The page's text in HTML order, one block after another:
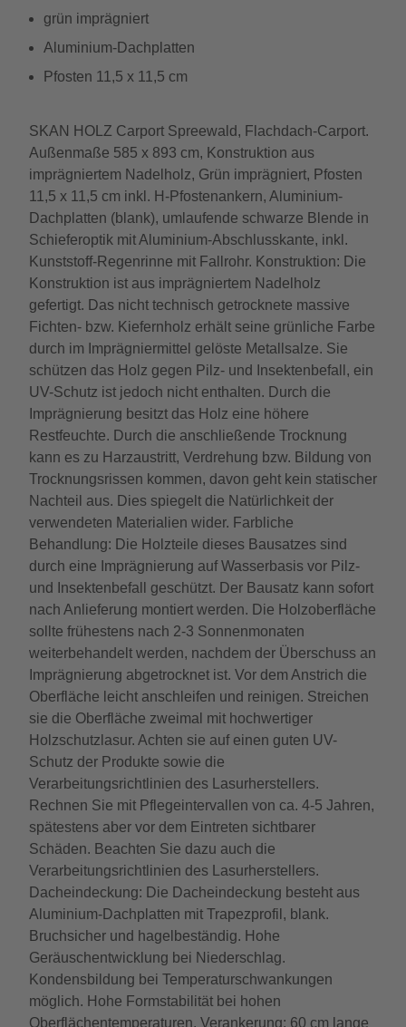
grün imprägniert
Aluminium-Dachplatten
Pfosten 11,5 x 11,5 cm
SKAN HOLZ Carport Spreewald, Flachdach-Carport.
Außenmaße 585 x 893 cm, Konstruktion aus
imprägniertem Nadelholz, Grün imprägniert, Pfosten
11,5 x 11,5 cm inkl. H-Pfostenankern, Aluminium-
Dachplatten (blank), umlaufende schwarze Blende in
Schieferoptik mit Aluminium-Abschlusskante, inkl.
Kunststoff-Regenrinne mit Fallrohr. Konstruktion: Die
Konstruktion ist aus imprägniertem Nadelholz
gefertigt. Das nicht technisch getrocknete massive
Fichten- bzw. Kiefernholz erhält seine grünliche Farbe
durch im Imprägniermittel gelöste Metallsalze. Sie
schützen das Holz gegen Pilz- und Insektenbefall, ein
UV-Schutz ist jedoch nicht enthalten. Durch die
Imprägnierung besitzt das Holz eine höhere
Restfeuchte. Durch die anschließende Trocknung
kann es zu Harzaustritt, Verdrehung bzw. Bildung von
Trocknungsrissen kommen, davon geht kein statischer
Nachteil aus. Dies spiegelt die Natürlichkeit der
verwendeten Materialien wider. Farbliche
Behandlung: Die Holzteile dieses Bausatzes sind
durch eine Imprägnierung auf Wasserbasis vor Pilz-
und Insektenbefall geschützt. Der Bausatz kann sofort
nach Anlieferung montiert werden. Die Holzoberfläche
sollte frühestens nach 2-3 Sonnenmonaten
weiterbehandelt werden, nachdem der Überschuss an
Imprägnierung abgetrocknet ist. Vor dem Anstrich die
Oberfläche leicht anschleifen und reinigen. Streichen
sie die Oberfläche zweimal mit hochwertiger
Holzschutzlasur. Achten sie auf einen guten UV-
Schutz der Produkte sowie die
Verarbeitungsrichtlinien des Lasurherstellers.
Rechnen Sie mit Pflegeintervallen von ca. 4-5 Jahren,
spätestens aber vor dem Eintreten sichtbarer
Schäden. Beachten Sie dazu auch die
Verarbeitungsrichtlinien des Lasurherstellers.
Dacheindeckung: Die Dacheindeckung besteht aus
Aluminium-Dachplatten mit Trapezprofil, blank.
Bruchsicher und hagelbeständig. Hohe
Geräuschentwicklung bei Niederschlag.
Kondensbildung bei Temperaturschwankungen
möglich. Hohe Formstabilität bei hohen
Oberflächentemperaturen. Verankerung: 60 cm lange